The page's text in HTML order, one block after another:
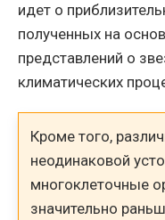
идет о
полученных на
представлений о
климатических
Кроме того,
неодинаковой
многоклеточные
значительно